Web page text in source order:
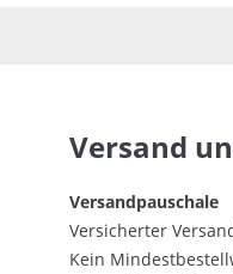
Versand
Versandpauschale
Versicherter
Kein